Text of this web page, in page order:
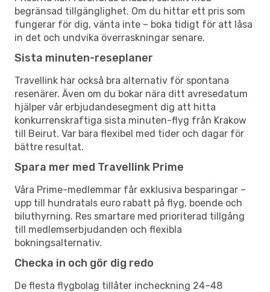
begränsad tillgänglighet. Om du hittar ett pris som
fungerar för dig, vänta inte – boka tidigt för att låsa
in det och undvika överraskningar senare.
Sista minuten-reseplaner
Travellink har också bra alternativ för spontana
resenärer. Även om du bokar nära ditt avresedatum
hjälper vår erbjudandesegment dig att hitta
konkurrenskraftiga sista minuten-flyg från Krakow
till Beirut. Var bara flexibel med tider och dagar för
bättre resultat.
Spara mer med Travellink Prime
Våra Prime-medlemmar får exklusiva besparingar –
upp till hundratals euro rabatt på flyg, boende och
biluthyrning. Res smartare med prioriterad tillgång
till medlemserbjudanden och flexibla
bokningsalternativ.
Checka in och gör dig redo
De flesta flygbolag tillåter incheckning 24–48